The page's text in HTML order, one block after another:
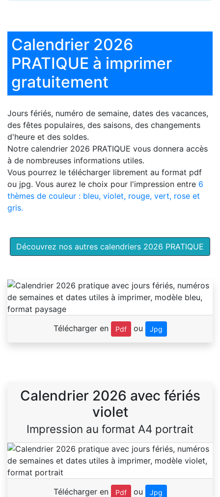
Calendrier 2026
PRATIQUE à imprimer
gratuitement
Jours fériés, numéro de semaine, dates des vacances,
des fêtes populaires, des saisons, des changements
d'heure et des soldes.
Notre calendrier 2026 PRATIQUE vous donnera accès
à de nombreuses informations utiles.
Vous pourrez le télécharger librement au format pdf
ou jpg. Vous aurez le choix pour l'impression entre 6
thèmes de couleur : bleu, violet, rouge, vert, rose et
gris.
Découvrez nos autres calendriers 2026 PRATIQUE
Télécharger en Pdf ou Jpg
Calendrier 2026 avec fériés
violet
Impression au format A4 portrait
Télécharger en Pdf ou Jpg